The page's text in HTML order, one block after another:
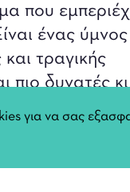
που
ένας
τραγικής
πιο δυνατές
τις
ο
για να σας